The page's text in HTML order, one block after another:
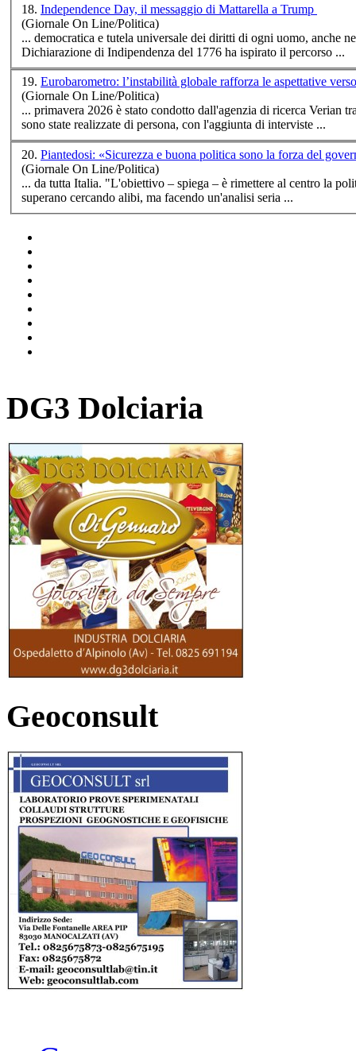
18. Independence Day, il messaggio di Mattarella a Trump
(Giornale On Line/Politica)
... democratica e tutela universale dei diritti di ogni uomo, anche
Dichiarazione di Indipendenza del 1776 ha ispirato il percorso ...
19. Eurobarometro: l’instabilità globale rafforza le aspettative
(Giornale On Line/Politica)
... primavera 2026 è stato condotto dall'agenzia di ricerca Verian
sono state realizzate di persona, con l'aggiunta di interviste ...
20. Piantedosi: «Sicurezza e buona politica sono la forza del
(Giornale On Line/Politica)
... da tutta Italia. "L'obiettivo – spiega – è rimettere al centro la politica, quella che ascolta i territori e costruisce soluzioni. Le sconfitte non si
superano cercando alibi, ma facendo un'analisi seria ...
DG3 Dolciaria
Geoconsult